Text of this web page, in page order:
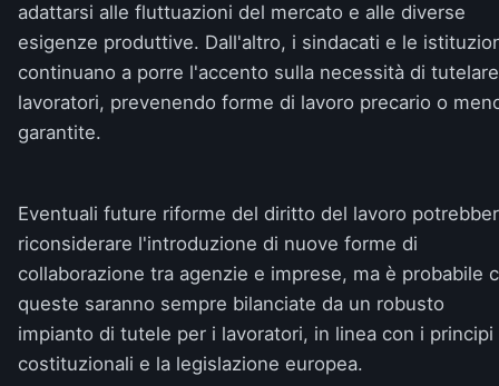
adattarsi alle fluttuazioni del mercato e alle diverse
esigenze produttive. Dall'altro, i sindacati e le
continuano a porre l'accento sulla necessità di
lavoratori, prevenendo forme di lavoro precario o
garantite.
Eventuali future riforme del diritto del lavoro
riconsiderare l'introduzione di nuove forme di
collaborazione tra agenzie e imprese, ma è probabile
queste saranno sempre bilanciate da un robusto
impianto di tutele per i lavoratori, in linea con i principi
costituzionali e la legislazione europea.